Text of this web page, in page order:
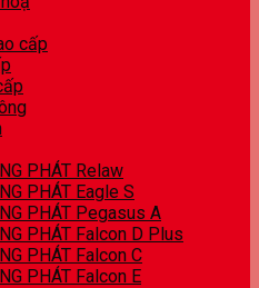
cấp
PHÁT Relaw
PHÁT Eagle S
PHÁT Pegasus A
PHÁT Falcon D Plus
PHÁT Falcon C
PHÁT Falcon E